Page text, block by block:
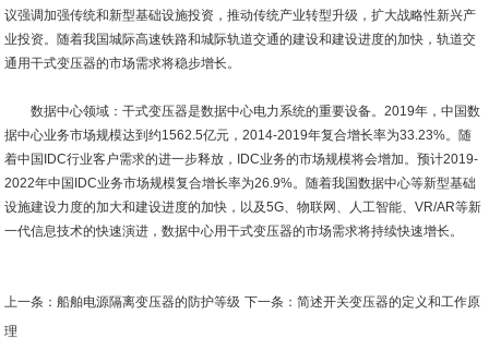
议强调加强传统和新型基础设施投资，推动传统产业转型升级，扩大战略性新兴产
业投资。随着我国城际高速铁路和城际轨道交通的建设和建设进度的加快，轨道交
通用干式变压器的市场需求将稳步增长。
数据中心领域：干式变压器是数据中心电力系统的重要设备。2019年，中国数
据中心业务市场规模达到约1562.5亿元，2014-2019年复合增长率为33.23%。随
着中国IDC行业客户需求的进一步释放，IDC业务的市场规模将会增加。预计2019-
2022年中国IDC业务市场规模复合增长率为26.9%。随着我国数据中心等新型基础
设施建设力度的加大和建设进度的加快，以及5G、物联网、人工智能、VR/AR等新
一代信息技术的快速演进，数据中心用干式变压器的市场需求将持续快速增长。
上一条：船舶电源隔离变压器的防护等级 下一条：简述开关变压器的定义和工作原
理